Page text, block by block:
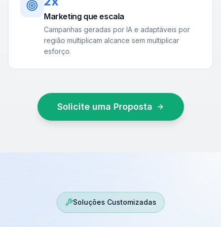
Marketing que escala
Campanhas geradas por IA e adaptáveis por
região multiplicam alcance sem multiplicar
esforço.
Solicite uma Proposta
Soluções Customizadas